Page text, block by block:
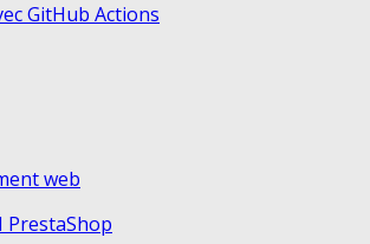
GitHub Actions
web
PrestaShop